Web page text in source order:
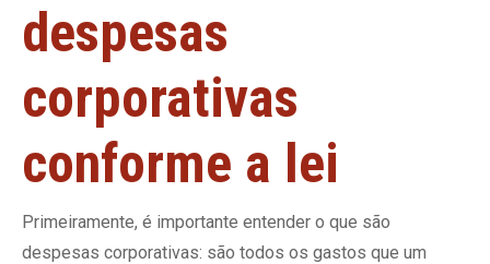
despesas
corporativas
conforme a lei
Primeiramente, é importante entender o que são
despesas corporativas: são todos os gastos que um